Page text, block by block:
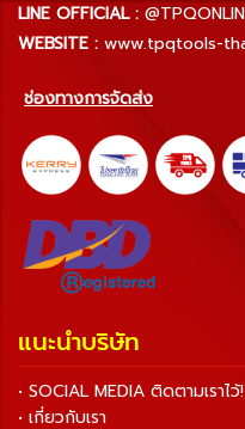
LINE OFFICIAL :
WEBSITE : www.tpqtools-
ช่องทางการจัดส่ง
แนะนำบริษัท
• SOCIAL MEDIA ติดตามเราไว้!
• เกี่ยวกับเรา